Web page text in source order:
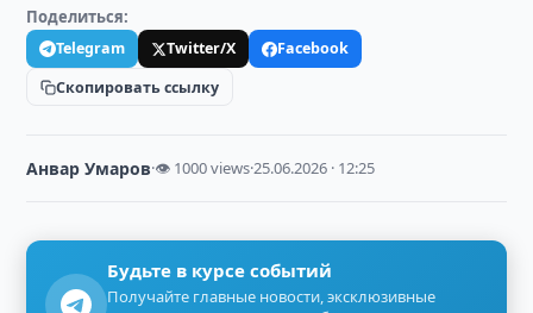
Поделиться:
Telegram Twitter/X
Facebook
Скопировать ссылку
Анвар Умаров·👁 1000 views·25.06.2026 · 12:25
Будьте в курсе событий
Получайте главные новости, эксклюзивные